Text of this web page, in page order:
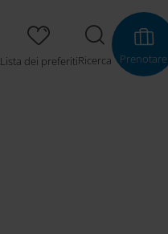
Lista dei preferitiRicerca Prenotare